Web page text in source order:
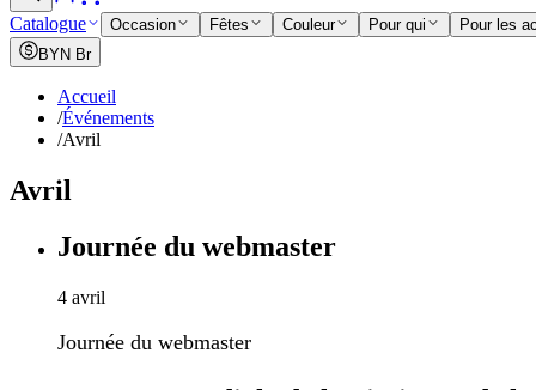
Catalogue Occasion Fêtes Couleur Pour qui
Pour les
BYN Br
Accueil
/Événements
/Avril
Avril
Journée du webmaster
4 avril
Journée du webmaster